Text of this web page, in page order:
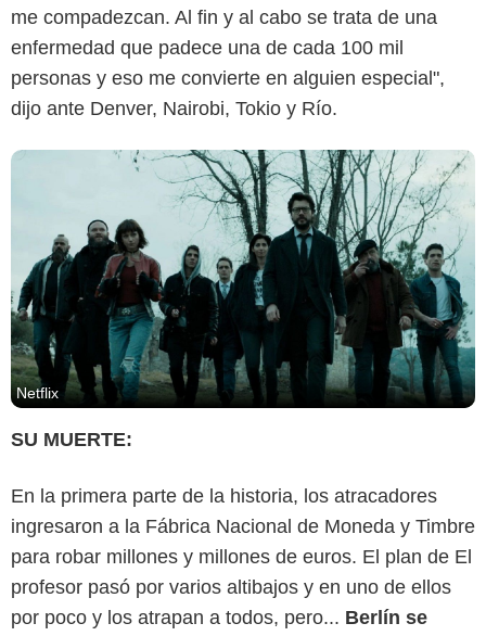
me compadezcan. Al fin y al cabo se trata de una
enfermedad que padece una de cada 100 mil
personas y eso me convierte en alguien especial",
dijo ante Denver, Nairobi, Tokio y Río.
Netflix
SU MUERTE:
En la primera parte de la historia, los atracadores
ingresaron a la Fábrica Nacional de Moneda y Timbre
para robar millones y millones de euros. El plan de El
profesor pasó por varios altibajos y en uno de ellos
por poco y los atrapan a todos, pero... Berlín se